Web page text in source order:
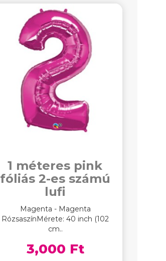
1 méteres pink
fóliás 2-es számú
lufi
Magenta - Magenta
RózsaszínMérete: 40 inch (102
cm..
3,000 Ft